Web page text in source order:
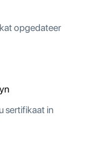
opgedateer
sertifikaat in